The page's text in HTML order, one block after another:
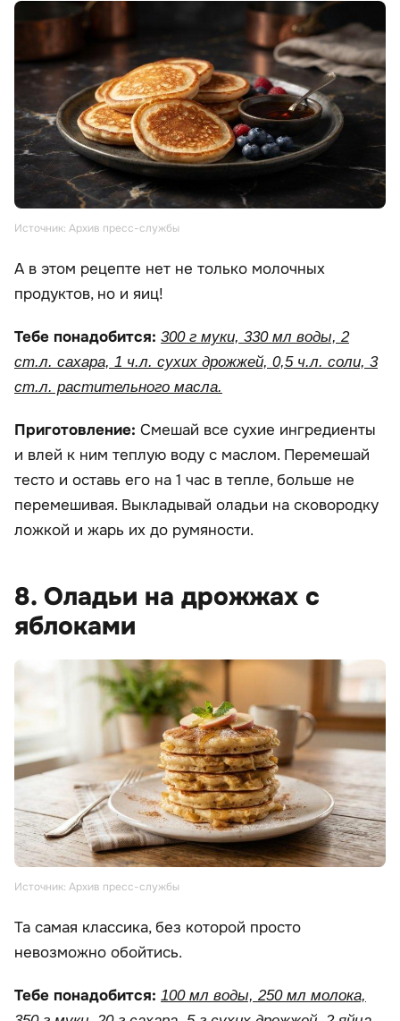
Источник: Архив пресс-службы
А в этом рецепте нет не только молочных
продуктов, но и яиц!
Тебе понадобится: 300 г муки, 330 мл воды, 2
ст.л. сахара, 1 ч.л. сухих дрожжей, 0,5 ч.л. соли, 3
ст.л. растительного масла.
Приготовление: Смешай все сухие ингредиенты
и влей к ним теплую воду с маслом. Перемешай
тесто и оставь его на 1 час в тепле, больше не
перемешивая. Выкладывай оладьи на сковородку
ложкой и жарь их до румяности.
8. Оладьи на дрожжах с
яблоками
Источник: Архив пресс-службы
Та самая классика, без которой просто
невозможно обойтись.
Тебе понадобится: 100 мл воды, 250 мл молока,